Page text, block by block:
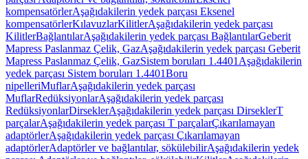
kompensatörlerAşağıdakilerin yedek parçası Eksenel
kompensatörlerKılavuzlarKilitlerAşağıdakilerin yedek parçası
KilitlerBağlantılarAşağıdakilerin yedek parçası BağlantılarGeberit
Mapress Paslanmaz Çelik, GazAşağıdakilerin yedek parçası Geberit
Mapress Paslanmaz Çelik, GazSistem boruları 1.4401 Aşağıdakilerin
yedek parçası Sistem boruları 1.4401Boru
nipelleriMuflarAşağıdakilerin yedek parçası
MuflarRedüksiyonlarAşağıdakilerin yedek parçası
RedüksiyonlarDirseklerAşağıdakilerin yedek parçası DirseklerT
parçalarAşağıdakilerin yedek parçası T parçalarÇıkarılamayan
adaptörlerAşağıdakilerin yedek parçası Çıkarılamayan
adaptörlerAdaptörler ve bağlantılar, sökülebilirAşağıdakilerin yedek